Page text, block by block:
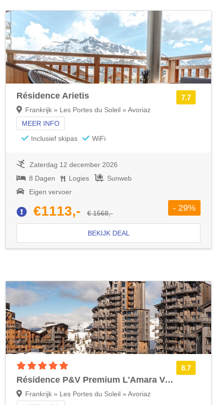
7.7
Résidence Arietis
Frankrijk » Les Portes du Soleil » Avoriaz
MEER INFO
Inclusief skipas
WiFi
Zaterdag 12 december 2026
8 Dagen
Logies
Sunweb
Eigen vervoer
€1113,- € 1568,-
- 29%
BEKIJK DEAL
8.7
Résidence P&V Premium L'Amara Voordeeltarief
Frankrijk » Les Portes du Soleil » Avoriaz